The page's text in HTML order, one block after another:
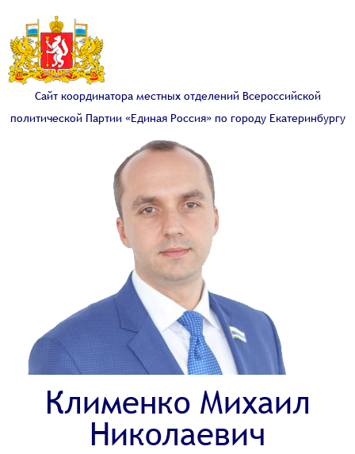
Сайт координатора местных отделений Всероссийской
политической Партии «Единая Россия» по городу Екатеринбургу
Клименко Михаил
Николаевич